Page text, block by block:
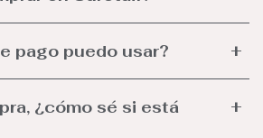
pago puedo usar?
¿cómo sé si está